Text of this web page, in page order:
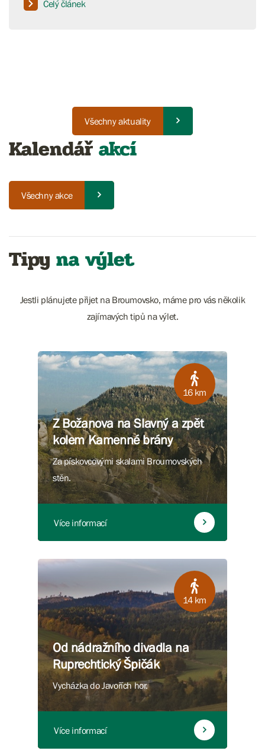
Celý článek
Všechny aktuality
Kalendářakcí
Všechny akce
Tipy na výlet
Jestli plánujete přijet na Broumovsko, máme pro vás několik
zajímavých tipů na výlet.
16 km
Z Božanova na Slavný a zpět
kolem Kamenné brány
Za pískovcovými skalami Broumovských
stěn.
Více informací
14 km
Od nádražního divadla na
Ruprechtický Špičák
Vycházka do Javořích hor.
Více informací